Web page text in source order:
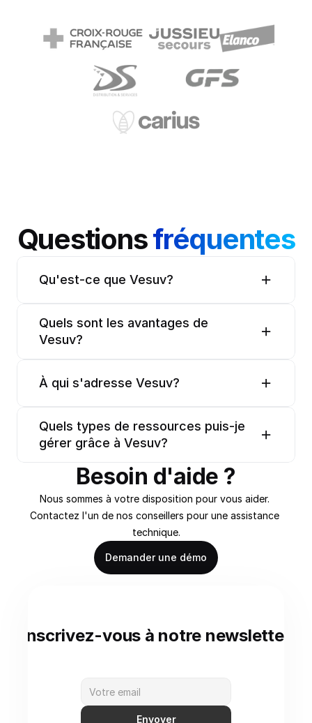
Questions fréquentes
Qu'est-ce que Vesuv?
Quels sont les avantages de
Vesuv?
À qui s'adresse Vesuv?
Quels types de ressources puis-je
gérer grâce à Vesuv?
Besoin d'aide ?
Nous sommes à votre disposition pour vous aider.
Contactez l'un de nos conseillers pour une assistance
technique.
Demander une démo
Inscrivez-vous à notre newsletter
Envoyer